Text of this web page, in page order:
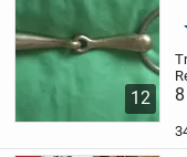
12
€,